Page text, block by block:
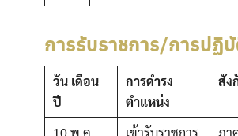
การรับราชการ/การปฏิ
วัน เดือน
ปี
การดำรง
ตำแหน่ง
สัง
10 พ.ค.
เข้ารับราชการ
ภา